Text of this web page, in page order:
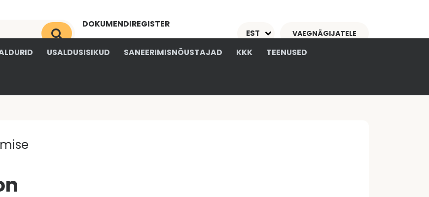
EST VAEGNÄGIJATELE
DOKUMENDIREGISTER
USALDUSISIKUD SANEERIMISNÕUSTAJAD KKK TEENUSED